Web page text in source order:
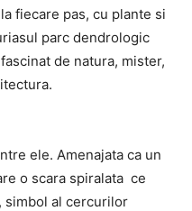
fiecare pas, cu plante si
parc dendrologic
de natura, mister,
ele. Amenajata ca un
o scara spiralata ce
simbol al cercurilor